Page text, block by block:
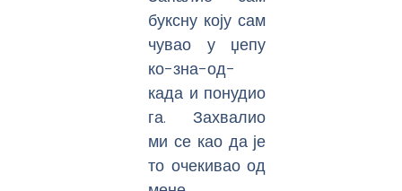
буксну коју сам
чувао у џепу
ко-зна-од-
када и понудио
га. Захвалио
ми се као да је
то очекивао од